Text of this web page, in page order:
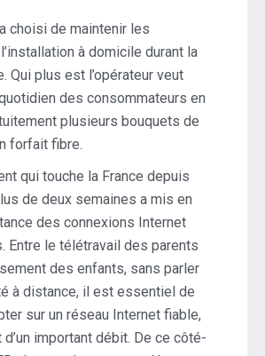
a choisi de maintenir les
à domicile durant la
Qui plus est l’opérateur veut
des consommateurs en
plusieurs bouquets de
forfait fibre.
qui touche la France depuis
de deux semaines a mis en
des connexions Internet
Entre le télétravail des parents
des enfants, sans parler
à distance, il est essentiel de
sur un réseau Internet fiable,
important débit. De ce côté-